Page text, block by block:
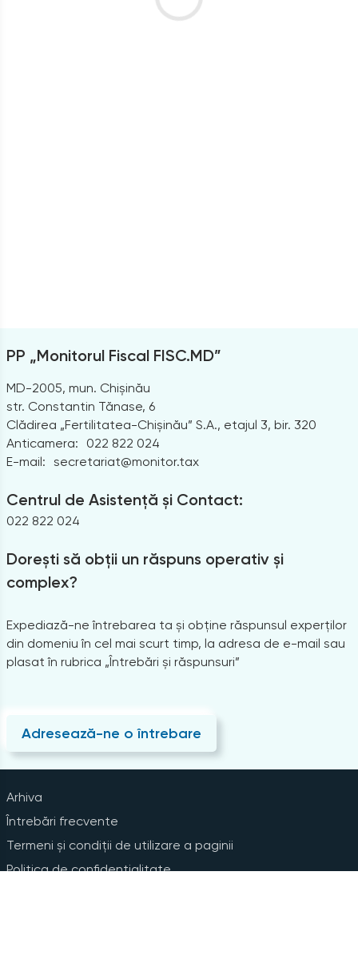
PP „Monitorul Fiscal FISC.MD”
MD-2005, mun. Chișinău
str. Constantin Tănase, 6
Clădirea „Fertilitatea-Chișinău” S.A., etajul 3, bir. 320
Anticamera:
022 822 024
E-mail: secretariat@monitor.tax
Centrul de Asistență și Contact:
022 822 024
Dorești să obții un răspuns operativ și
complex?
Expediază-ne întrebarea ta și obține răspunsul experților
din domeniu în cel mai scurt timp, la adresa de e-mail sau
plasat în rubrica „Întrebări și răspunsuri”
Adresează-ne o întrebare
Arhiva
Întrebări frecvente
Termeni și condiții de utilizare a paginii
Politica de confidențialitate